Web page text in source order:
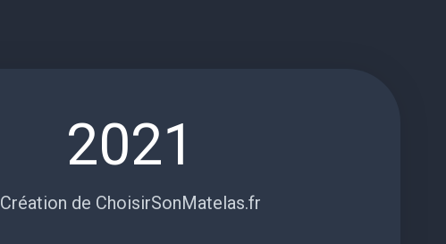
2021
Création de ChoisirSonMatelas.fr